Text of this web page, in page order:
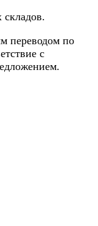
складов.
переводом по
с